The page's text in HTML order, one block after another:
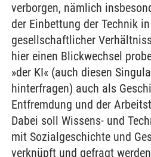
verborgen, nämlich
der Einbettung der Technik
gesellschaftlicher
hier einen Blickwechsel
»der KI« (auch diesen
hinterfragen) auch als
Entfremdung und der
Dabei soll Wissens- und
mit Sozialgeschichte und
verknüpft und gefragt